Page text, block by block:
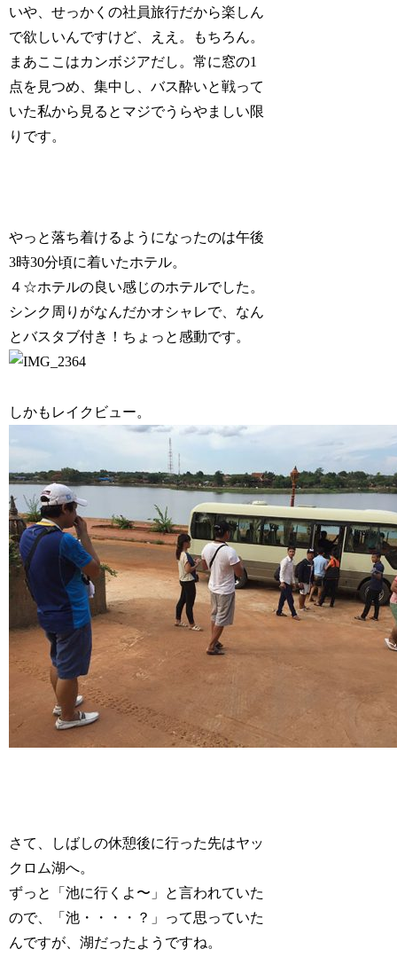
いや、せっかくの社員旅行だから楽しん
で欲しいんですけど、ええ。もちろん。
まあここはカンボジアだし。常に窓の1
点を見つめ、集中し、バス酔いと戦って
いた私から見るとマジでうらやましい限
りです。
やっと落ち着けるようになったのは午後
3時30分頃に着いたホテル。
４☆ホテルの良い感じのホテルでした。
シンク周りがなんだかオシャレで、なん
とバスタブ付き！ちょっと感動です。
しかもレイクビュー。
さて、しばしの休憩後に行った先はヤッ
クロム湖へ。
ずっと「池に行くよ〜」と言われていた
ので、「池・・・・？」って思っていた
んですが、湖だったようですね。